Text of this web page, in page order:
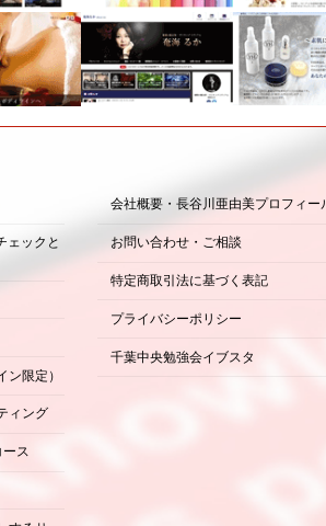
ェックと
限定）
ィング
ス
会社概要・長谷川亜由美プロフィー
お問い合わせ・ご相談
特定商取引法に基づく表記
プライバシーポリシー
千葉中央勉強会イブスタ